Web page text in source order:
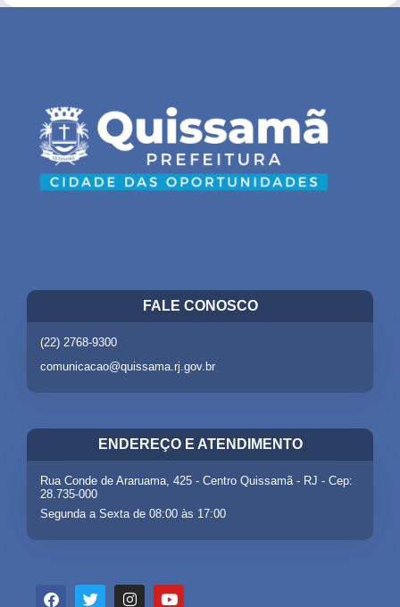
FALE CONOSCO
(22) 2768-9300
comunicacao@quissama.rj.gov.br
ENDEREÇO E ATENDIMENTO
Rua Conde de Araruama, 425 - Centro Quissamã - RJ - Cep:
28.735-000
Segunda a Sexta de 08:00 às 17:00